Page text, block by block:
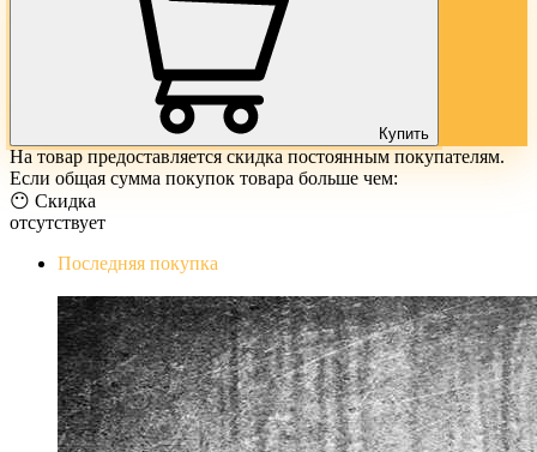
Купить
На товар предоставляется скидка постоянным покупателям.
Если общая сумма покупок товара больше чем:
😶 Скидка
отсутствует
Последняя покупка